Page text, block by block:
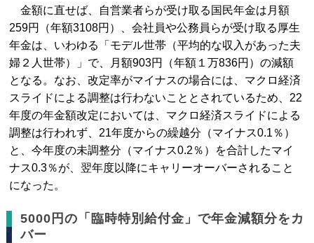
金額に直せば、自営業者らが受け取る国民年金は月額
259円（年額3108円）、会社員や公務員らが受け取る厚生
年金は、いわゆる「モデル世帯（平均的な収入があった夫
婦２人世帯）」で、月額903円（年額１万836円）の減額
となる。なお、改定率がマイナスの場合には、マクロ経済
スライドによる調整は行わないこととされているため、22
年度の年金額改定においては、マクロ経済スライドによる
調整は行われず、21年度からの繰越分（マイナス0.1％）
と、今年度の未調整分（マイナス0.2％）を合計したマイ
ナス0.3％が、翌年度以降にキャリーオーバーされること
になった。
5000円の「臨時特別給付金」で年金減額分をカ
バー